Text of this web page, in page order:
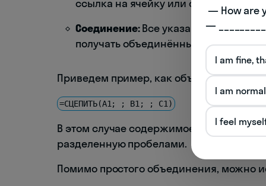
ссылка на ячейку или строка текста.
Соединение:Все указанные
получать объединённые результаты
Приведем пример, как объединить
=СЦЕПИТЬ(A1; ; B1; ; C1)
В этом случае содержимое ячеек A1, B1
разделенную пробелами.
Помимо простого объединения, можно
— _________
I am fine,
I am
I feel